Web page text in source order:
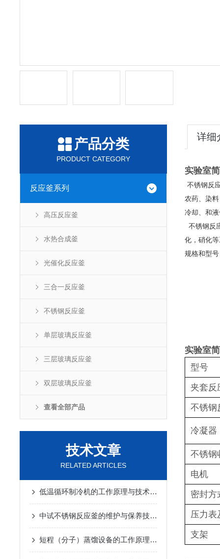
产品分类
PRODUCT CATEGORY
反应釜系列
高压反应釜
水热合成釜
光催化反应釜
三合一反应釜
不锈钢反应釜
单层玻璃反应釜
三层玻璃反应釜
双层玻璃反应釜
查看全部产品
技术文章
RELATED ARTICLES
低温循环制冷机的工作原理与技术优势 2025-02-14
中试不锈钢反应釜的维护与保养技巧 2025-01-10
短程（分子）蒸馏设备的工作原理及应用 2024-12-07
详细
实验室
不锈钢反
农药、染
冷却、和
不锈钢反
化 ， 硝化
规格和型
实验室
型号
夹套反
不锈钢
冷凝器
不锈钢
电机
密封方
压力表
支架